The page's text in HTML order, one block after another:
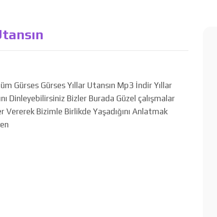
Gürses Gürses Yıllar Utansın Mp3 İndir Yıllar
Dinleyebilirsiniz Bizler Burada Güzel çalışmalar
Vererek Bizimle Birlikde Yaşadığını Anlatmak